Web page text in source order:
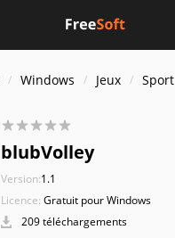
Windows Jeux Sport
blubVolley
Version:1.1
Licence: Gratuit pour Windows
209 téléchargements